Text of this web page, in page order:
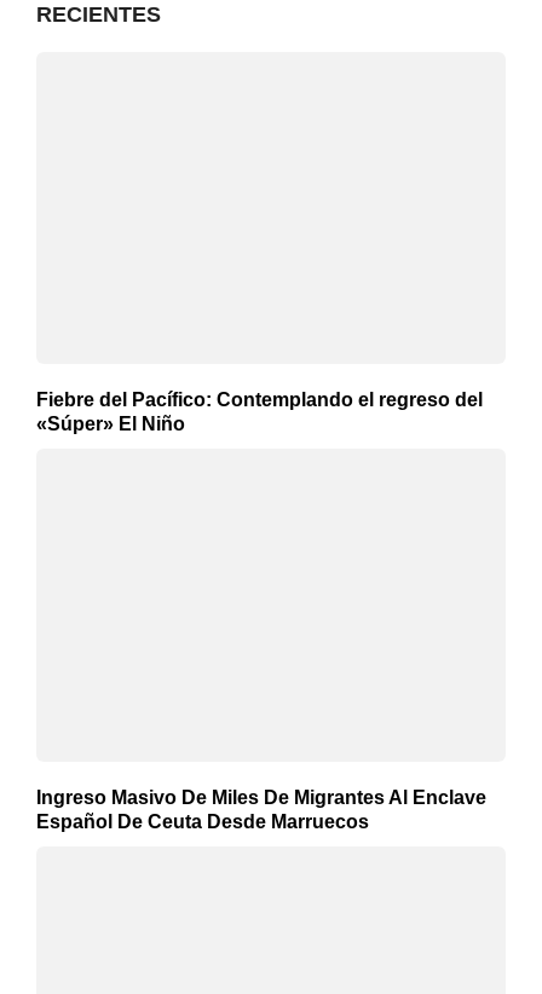
RECIENTES
Fiebre del Pacífico: Contemplando el regreso del
«Súper» El Niño
Ingreso Masivo De Miles De Migrantes Al Enclave
Español De Ceuta Desde Marruecos